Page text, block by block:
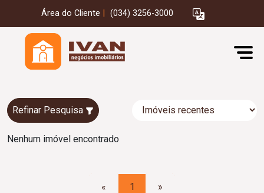
Área do Cliente (034) 3256-3000
Refinar Pesquisa
Nenhum imóvel encontrado
« 1 »